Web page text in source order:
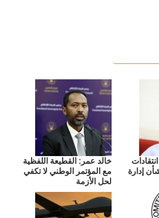
إدارة
​خالد عمر: القطيعة اللفظية
مع المؤتمر الوطني لا تكفي
لحل الأزمة